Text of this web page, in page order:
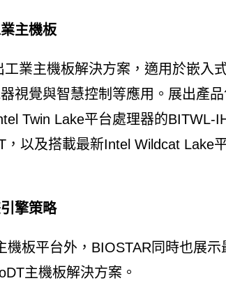
主機板
業主機板解決方案，適用於嵌入
視覺與智慧控制等應用。展出產
Twin Lake平台處理器的BITWL-
，以及搭載最新Intel Wildcat Lake
擎策略
機板平台外，BIOSTAR同時也展
主機板解決方案。